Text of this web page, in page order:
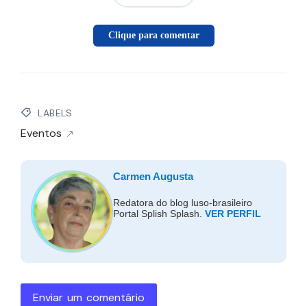
Clique para comentar
LABELS
Eventos
Carmen Augusta
Redatora do blog luso-brasileiro
Portal Splish Splash. VER PERFIL
Enviar um comentário